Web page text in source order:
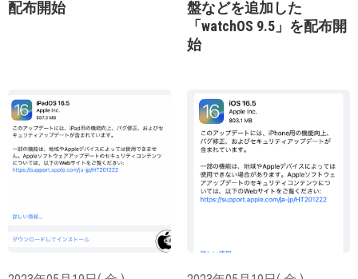
配布開始
盤などを追加した
「watchOS 9.5」を配布開
始